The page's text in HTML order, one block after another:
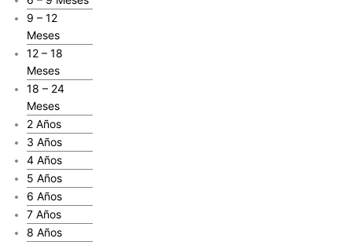
9 – 12
Meses
12 – 18
Meses
18 – 24
Meses
2 Años
3 Años
4 Años
5 Años
6 Años
7 Años
8 Años